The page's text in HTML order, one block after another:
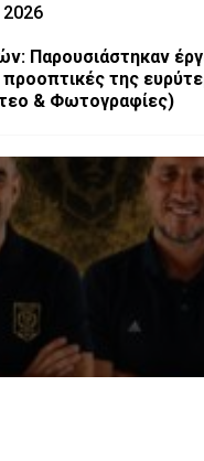
2026
Παρουσιάστηκαν
προοπτικές της
& Φωτογραφίες)